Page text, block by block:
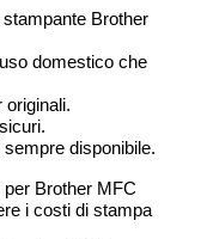
Brother
domestico che
originali.
disponibile.
Brother MFC
i costi di stampa